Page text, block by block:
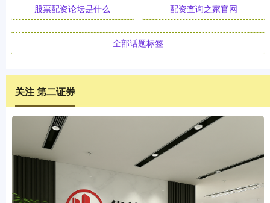
股票配资论坛是什么 配资查询之家官网
全部话题标签
关注 第二证券